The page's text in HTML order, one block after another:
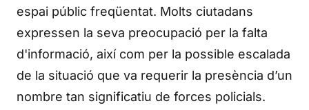
espai públic freqüentat. Molts ciutadans
expressen la seva preocupació per la falta
d'informació, així com per la possible escalada
de la situació que va requerir la presència d’un
nombre tan significatiu de forces policials.